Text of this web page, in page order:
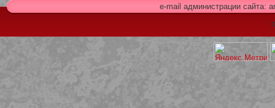
e-mail администрации сайта: